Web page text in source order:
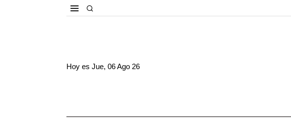
Hoy esJue, 06 Ago 26